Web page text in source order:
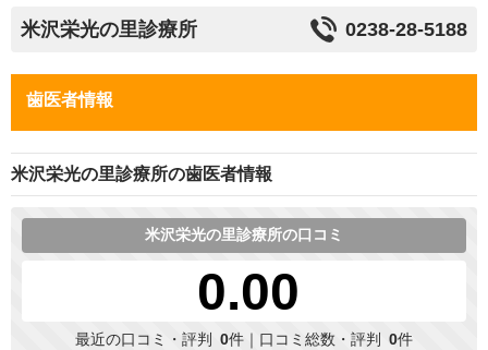
米沢栄光の里診療所 0238-28-5188
歯医者情報
米沢栄光の里診療所の歯医者情報
米沢栄光の里診療所の口コミ
0.00
最近の口コミ・評判 0件｜口コミ総数・評判 0件